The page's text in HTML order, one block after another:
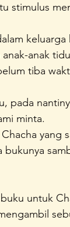
Perempuan
stimulus
keluarga
anak
tiba
pada
minta.
yang
untuk